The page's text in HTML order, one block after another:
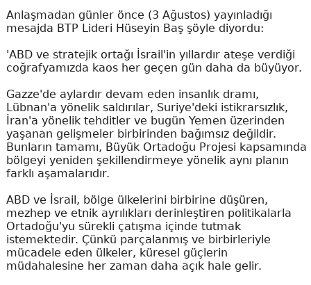
Anlaşmadan günler önce (3 Ağustos) yayınladığı
mesajda BTP Lideri Hüseyin Baş şöyle diyordu:
'ABD ve stratejik ortağı İsrail'in yıllardır ateşe verdiği
coğrafyamızda kaos her geçen gün daha da büyüyor.
Gazze'de aylardır devam eden insanlık dramı,
Lübnan'a yönelik saldırılar, Suriye'deki istikrarsızlık,
İran'a yönelik tehditler ve bugün Yemen üzerinden
yaşanan gelişmeler birbirinden bağımsız değildir.
Bunların tamamı, Büyük Ortadoğu Projesi kapsamında
bölgeyi yeniden şekillendirmeye yönelik aynı planın
farklı aşamalarıdır.
ABD ve İsrail, bölge ülkelerini birbirine düşüren,
mezhep ve etnik ayrılıkları derinleştiren politikalarla
Ortadoğu'yu sürekli çatışma içinde tutmak
istemektedir. Çünkü parçalanmış ve birbirleriyle
mücadele eden ülkeler, küresel güçlerin
müdahalesine her zaman daha açık hale gelir.